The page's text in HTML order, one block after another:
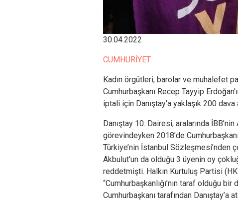
30.04.2022
CUMHURİYET
Kadın örgütleri, barolar ve muhalefet
Cumhurbaşkanı Recep Tayyip
iptali için Danıştay'a yaklaşık 200 dava
Danıştay 10. Dairesi, aralarında
görevindeyken 2018’de
Türkiye’nin İstanbul
Akbulut'un da olduğu 3 üyenin oy
reddetmişti. Halkın Kurtuluş Partisi
“Cumhurbaşkanlığı’nın taraf olduğu
Cumhurbaşkanı tarafından